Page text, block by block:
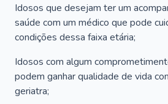
Idosos que desejam ter um
saúde com um médico que pode
condições dessa faixa etária;
Idosos com algum
podem ganhar qualidade de vida
geriatra;